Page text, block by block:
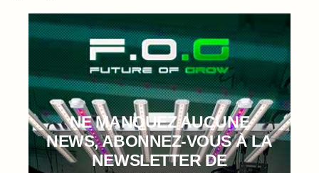
NE MANQUEZ AUCUNE
NEWS, ABONNEZ-VOUS À LA
NEWSLETTER DE